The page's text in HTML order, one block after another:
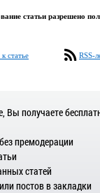
статьи разрешено
статье RSS-
Вы получаете
премодерации
статей
постов в закладки